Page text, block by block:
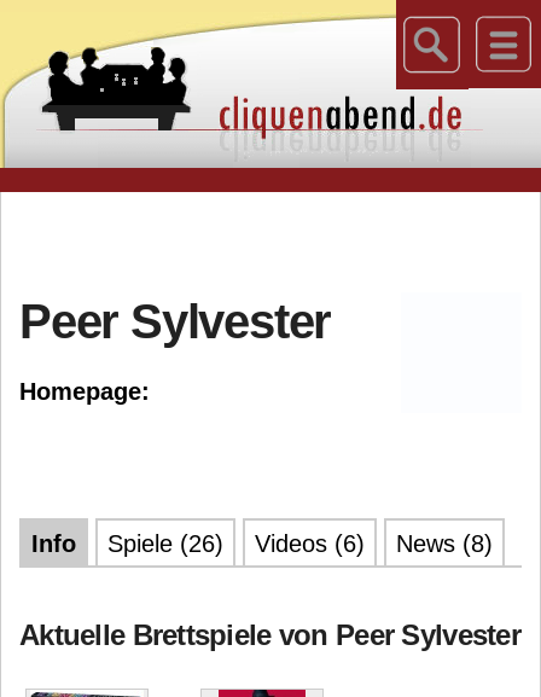
Peer Sylvester
Homepage:
Info Spiele (26) Videos (6) News (8)
Aktuelle Brettspiele von Peer Sylvester